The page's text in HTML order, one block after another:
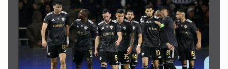
Bu ölkələrə şəxsiyyət vəsiqəsi ilə gedə biləcəksiniz -